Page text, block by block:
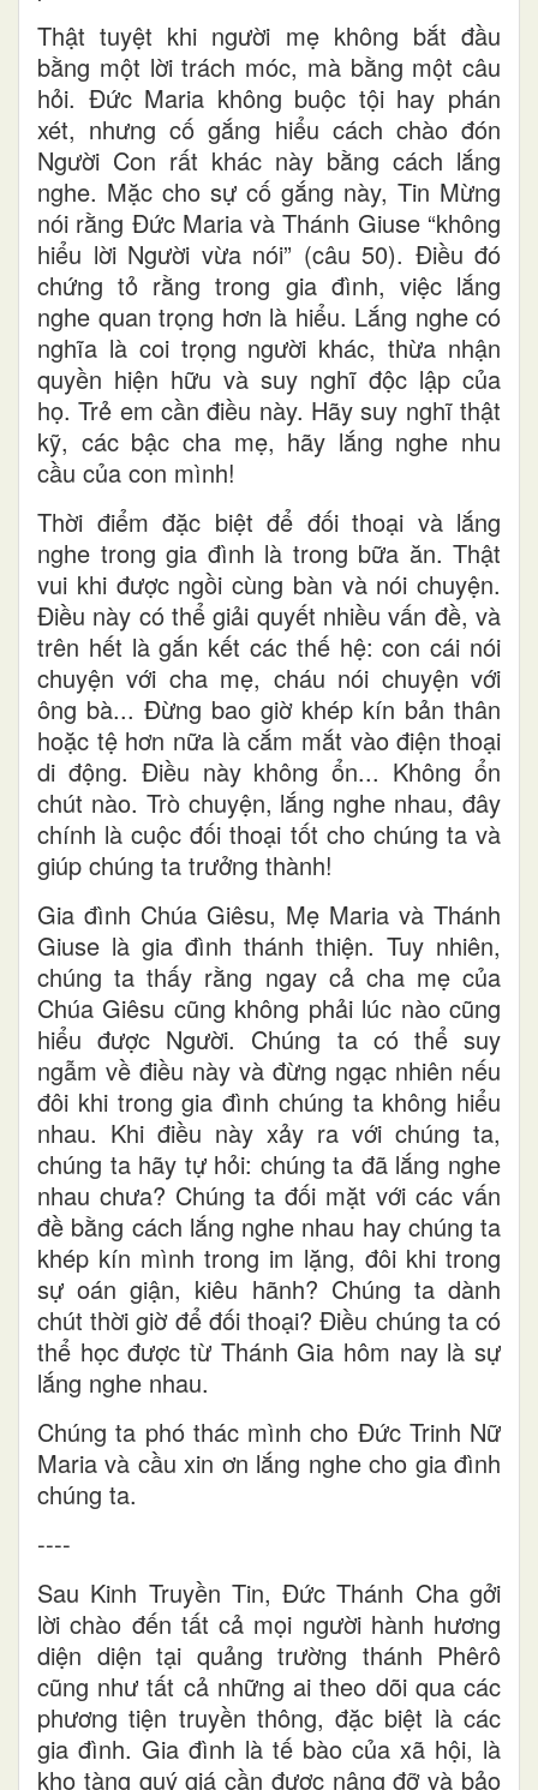
Thật tuyệt khi người mẹ không bắt đầu
bằng một lời trách móc, mà bằng một câu
hỏi. Đức Maria không buộc tội hay phán
xét, nhưng cố gắng hiểu cách chào đón
Người Con rất khác này bằng cách lắng
nghe. Mặc cho sự cố gắng này, Tin Mừng
nói rằng Đức Maria và Thánh Giuse “không
hiểu lời Người vừa nói” (câu 50). Điều đó
chứng tỏ rằng trong gia đình, việc lắng
nghe quan trọng hơn là hiểu. Lắng nghe có
nghĩa là coi trọng người khác, thừa nhận
quyền hiện hữu và suy nghĩ độc lập của
họ. Trẻ em cần điều này. Hãy suy nghĩ thật
kỹ, các bậc cha mẹ, hãy lắng nghe nhu
cầu của con mình!
Thời điểm đặc biệt để đối thoại và lắng
nghe trong gia đình là trong bữa ăn. Thật
vui khi được ngồi cùng bàn và nói chuyện.
Điều này có thể giải quyết nhiều vấn đề, và
trên hết là gắn kết các thế hệ: con cái nói
chuyện với cha mẹ, cháu nói chuyện với
ông bà... Đừng bao giờ khép kín bản thân
hoặc tệ hơn nữa là cắm mắt vào điện thoại
di động. Điều này không ổn... Không ổn
chút nào. Trò chuyện, lắng nghe nhau, đây
chính là cuộc đối thoại tốt cho chúng ta và
giúp chúng ta trưởng thành!
Gia đình Chúa Giêsu, Mẹ Maria và Thánh
Giuse là gia đình thánh thiện. Tuy nhiên,
chúng ta thấy rằng ngay cả cha mẹ của
Chúa Giêsu cũng không phải lúc nào cũng
hiểu được Người. Chúng ta có thể suy
ngẫm về điều này và đừng ngạc nhiên nếu
đôi khi trong gia đình chúng ta không hiểu
nhau. Khi điều này xảy ra với chúng ta,
chúng ta hãy tự hỏi: chúng ta đã lắng nghe
nhau chưa? Chúng ta đối mặt với các vấn
đề bằng cách lắng nghe nhau hay chúng ta
khép kín mình trong im lặng, đôi khi trong
sự oán giận, kiêu hãnh? Chúng ta dành
chút thời giờ để đối thoại? Điều chúng ta có
thể học được từ Thánh Gia hôm nay là sự
lắng nghe nhau.
Chúng ta phó thác mình cho Đức Trinh Nữ
Maria và cầu xin ơn lắng nghe cho gia đình
chúng ta.
----
Sau Kinh Truyền Tin, Đức Thánh Cha gởi
lời chào đến tất cả mọi người hành hương
diện diện tại quảng trường thánh Phêrô
cũng như tất cả những ai theo dõi qua các
phương tiện truyền thông, đặc biệt là các
gia đình. Gia đình là tế bào của xã hội, là
kho tàng quý giá cần được nâng đỡ và bảo